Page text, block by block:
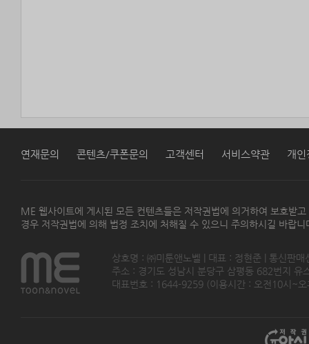
연재문의 콘텐츠/쿠폰문의 고객센터 서비스약관 개인
ME 웹사이트에 게시된 모든 컨텐츠들은 저작권법에 의거하여 보호받
경우 저작권법에 의해 법정 조치에 처해질 수 있으니 주의하시길 바랍니
상호명 : ㈜미툰앤노벨 | 대표 : 정현준 | 통신판
주소 : 경기도 성남시 분당구 삼평동 682번지
대표번호 : 1644-9259 (이용시간 : 오전10시~